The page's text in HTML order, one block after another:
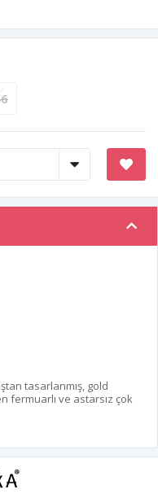
tasarlanmış, gold
fermuarlı ve astarsız çok